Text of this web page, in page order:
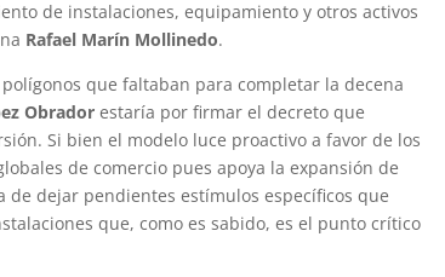
de instalaciones, equipamiento y otros activos
Rafael Marín Mollinedo.
que faltaban para completar la decena
Obrador estaría por firmar el decreto que
Si bien el modelo luce proactivo a favor de los
de comercio pues apoya la expansión de
dejar pendientes estímulos específicos que
que, como es sabido, es el punto crítico